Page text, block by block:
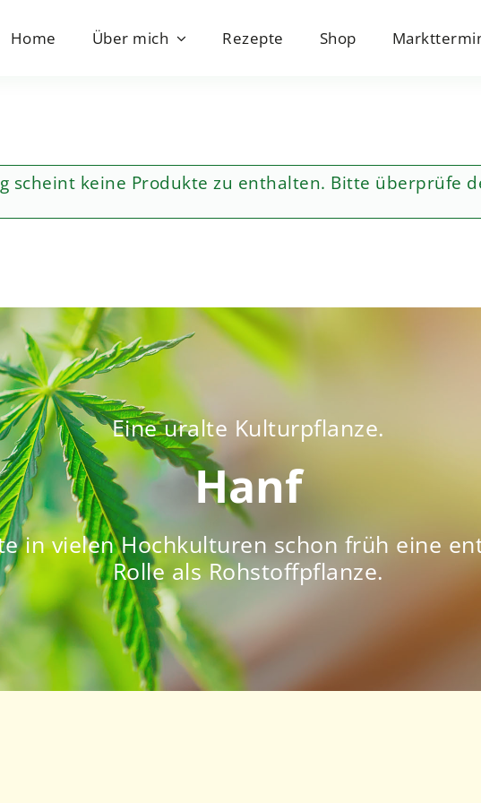
Home Über mich Rezepte Shop
scheint keine Produkte zu enthalten. Bitte überprüfe
Eine uralte Kulturpflanze.
Hanf
in vielen Hochkulturen schon früh eine
Rolle als Rohstoffpflanze.